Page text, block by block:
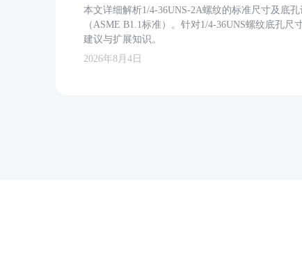
本文详细解析1/4-36UNS-2A螺纹的标准尺寸及底
（ASME B1.1标准）。针对1/4-36UNS螺纹底孔
建议与扩展知识。
2026年8月4日